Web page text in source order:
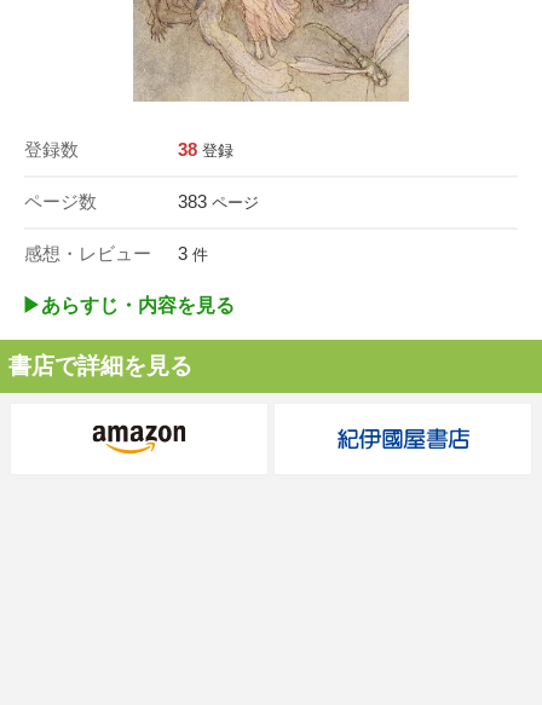
登録数 38 登録
ページ数 383 ページ
感想・レビュー 3 件
▶︎あらすじ・内容を見る
書店で詳細を見る